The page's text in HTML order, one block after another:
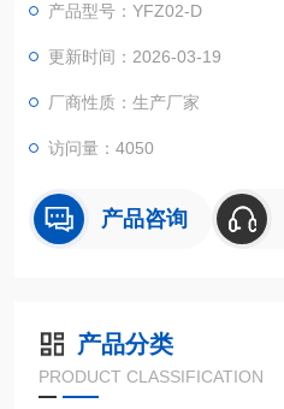
产品型号：YFZ02-D
更新时间：2026-03-19
厂商性质：生产厂家
访问量：4050
产品咨询
产品分类
PRODUCT CLASSIFICATION